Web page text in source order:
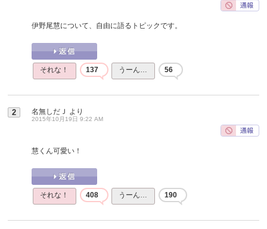
伊野尾慧について、自由に語るトピックです。
それな！ 137 うーん… 56
2 名無しだＪ より
2015年10月19日 9:22 AM
慧くん可愛い！
それな！ 408 うーん… 190